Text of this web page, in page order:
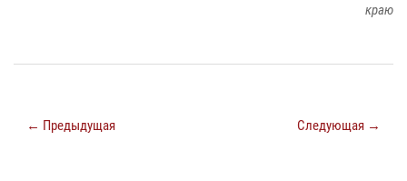
краю
← Предыдущая Следующая →